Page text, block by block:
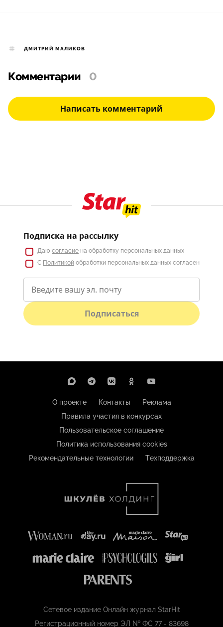
ДМИТРИЙ МАЛИКОВ
Комментарии 0
Написать комментарий
Подписка на рассылку
Даю согласие на обработку персональных данных
С Политикой обработки персональных данных согласен
Подписаться
О проекте Контакты
Реклама
Правила участия в конкурсах
Пользовательское соглашение
Политика использования cookies
Рекомендательные технологии
Техподдержка
Сетевое издание Онлайн журнал StarHit
Регистрационный номер ЭЛ № ФС 77 - 83698